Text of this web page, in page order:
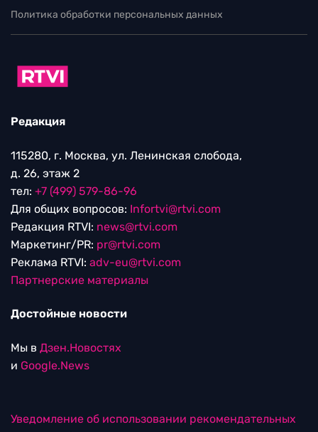
Политика обработки персональных данных
Редакция
115280, г. Москва, ул. Ленинская слобода,
д. 26, этаж 2
тел: +7 (499) 579-86-96
Для общих вопросов: Infortvi@rtvi.com
Редакция RTVI: news@rtvi.com
Маркетинг/PR: pr@rtvi.com
Реклама RTVI: adv-eu@rtvi.com
Партнерские материалы
Достойные новости
Мы в Дзен.Новостях
и Google.News
Уведомление об использовании рекомендательных